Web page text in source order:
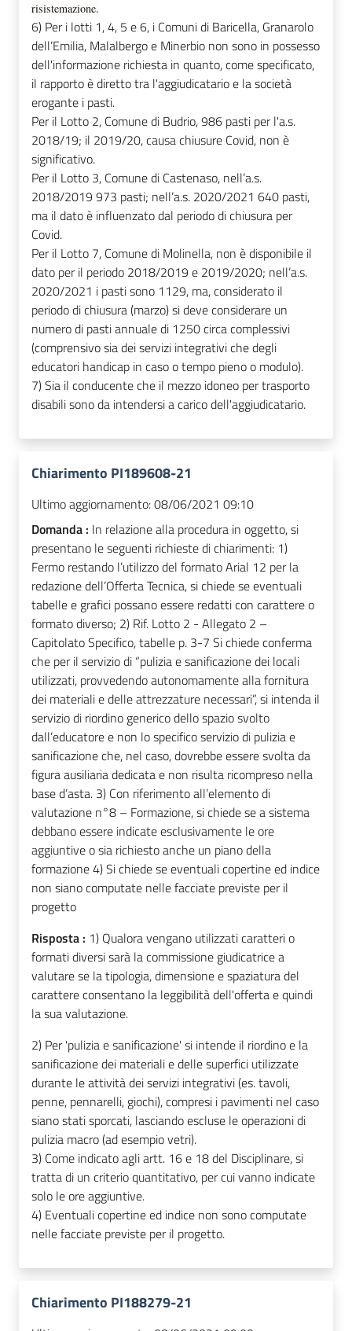
risistemazione.
6) Per i lotti 1, 4, 5 e 6, i Comuni di Baricella, Granarolo
dell’Emilia, Malalbergo e Minerbio non sono in possesso
dell'informazione richiesta in quanto, come specificato,
il rapporto è diretto tra l'aggiudicatario e la società
erogante i pasti.
Per il Lotto 2, Comune di Budrio, 986 pasti per l'a.s.
2018/19; il 2019/20, causa chiusure Covid, non è
significativo.
Per il Lotto 3, Comune di Castenaso, nell’a.s.
2018/2019 973 pasti; nell’a.s. 2020/2021 640 pasti,
ma il dato è influenzato dal periodo di chiusura per
Covid.
Per il Lotto 7, Comune di Molinella, non è disponibile il
dato per il periodo 2018/2019 e 2019/2020; nell’a.s.
2020/2021 i pasti sono 1129, ma, considerato il
periodo di chiusura (marzo) si deve considerare un
numero di pasti annuale di 1250 circa complessivi
(comprensivo sia dei servizi integrativi che degli
educatori handicap in caso o tempo pieno o modulo).
7) Sia il conducente che il mezzo idoneo per trasporto
disabili sono da intendersi a carico dell'aggiudicatario.
Chiarimento PI189608-21
Ultimo aggiornamento:08/06/2021 09:10
Domanda : In relazione alla procedura in oggetto, si
presentano le seguenti richieste di chiarimenti: 1)
Fermo restando l’utilizzo del formato Arial 12 per la
redazione dell’Offerta Tecnica, si chiede se eventuali
tabelle e grafici possano essere redatti con carattere o
formato diverso; 2) Rif. Lotto 2 - Allegato 2 –
Capitolato Specifico, tabelle p. 3-7 Si chiede conferma
che per il servizio di “pulizia e sanificazione dei locali
utilizzati, provvedendo autonomamente alla fornitura
dei materiali e delle attrezzature necessari”, si intenda il
servizio di riordino generico dello spazio svolto
dall’educatore e non lo specifico servizio di pulizia e
sanificazione che, nel caso, dovrebbe essere svolta da
figura ausiliaria dedicata e non risulta ricompreso nella
base d’asta. 3) Con riferimento all’elemento di
valutazione n°8 – Formazione, si chiede se a sistema
debbano essere indicate esclusivamente le ore
aggiuntive o sia richiesto anche un piano della
formazione 4) Si chiede se eventuali copertine ed indice
non siano computate nelle facciate previste per il
progetto
Risposta : 1) Qualora vengano utilizzati caratteri o
formati diversi sarà la commissione giudicatrice a
valutare se la tipologia, dimensione e spaziatura del
carattere consentano la leggibilità dell'offerta e quindi
la sua valutazione.
2) Per 'pulizia e sanificazione' si intende il riordino e la
sanificazione dei materiali e delle superfici utilizzate
durante le attività dei servizi integrativi (es. tavoli,
penne, pennarelli, giochi), compresi i pavimenti nel caso
siano stati sporcati, lasciando escluse le operazioni di
pulizia macro (ad esempio vetri).
3) Come indicato agli artt. 16 e 18 del Disciplinare, si
tratta di un criterio quantitativo, per cui vanno indicate
solo le ore aggiuntive.
4) Eventuali copertine ed indice non sono computate
nelle facciate previste per il progetto.
Chiarimento PI188279-21